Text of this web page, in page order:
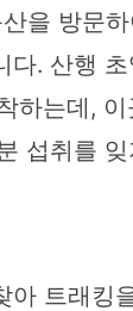
을 방문
다. 산행
하는데,
섭취를
아 트래킹